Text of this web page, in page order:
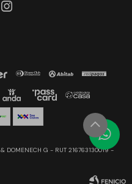

DOMENECH G - RUT 216763130019 -